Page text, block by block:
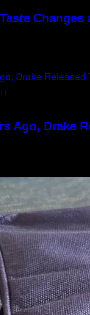
Changes
Ago, Drake